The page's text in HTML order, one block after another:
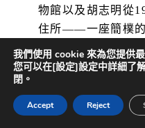
物館以及胡志明從
住所——一座簡樸
往標誌性的獨柱寺
紀的古蹟在1954年
和優雅的門樓之間
我們使用 cookie 來為您提供
您可以在[設定]設定中詳細了
閉。
Accept Reject